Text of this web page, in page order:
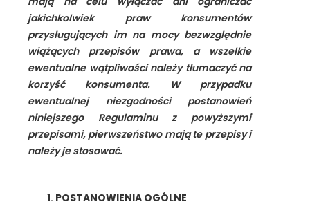
jakichkolwiek praw konsumentów
przysługujących im na mocy bezwzględnie
wiążących przepisów prawa, a wszelkie
ewentualne wątpliwości należy tłumaczyć na
korzyść konsumenta. W przypadku
ewentualnej niezgodności postanowień
niniejszego Regulaminu z powyższymi
przepisami, pierwszeństwo mają te przepisy i
należy je stosować.
POSTANOWIENIA OGÓLNE